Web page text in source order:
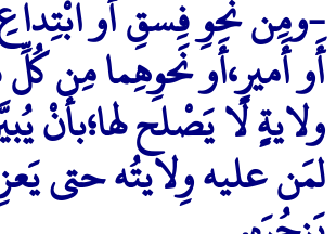
-ومِن نَحوِ فِسقِ أَو
أَو أَميرٍ،أَو نَحوِهِما مِن
ولايةٍ لا يَصْلح لها؛بأَنْ
لمَن عليه وِلايتُه حتى